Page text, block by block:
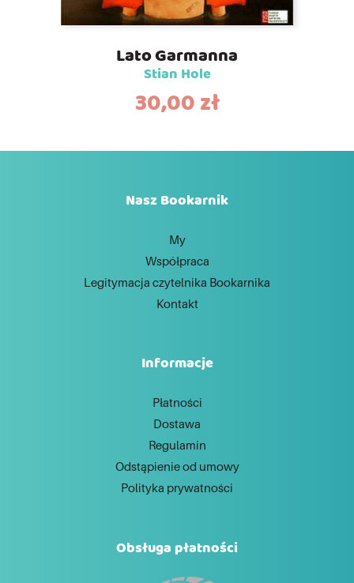
Lato Garmanna
Stian Hole
30,00zł
Nasz Bookarnik
My
Współpraca
Legitymacja czytelnika Bookarnika
Kontakt
Informacje
Płatności
Dostawa
Regulamin
Odstąpienie od umowy
Polityka prywatności
Obsługa płatności